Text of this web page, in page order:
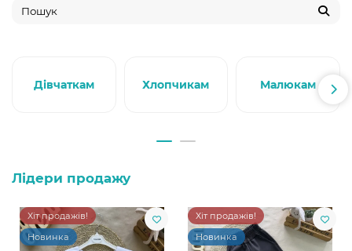
Дівчаткам Хлопчикам Малюкам
Лідери продажу
Хіт продажів!
Новинка
Хіт продажів!
Новинка